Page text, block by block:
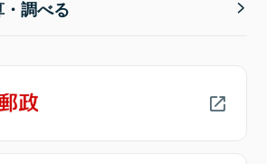
調べる